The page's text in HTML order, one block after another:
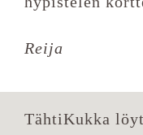
Reija
TähtiKukka